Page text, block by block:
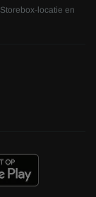
locatie en